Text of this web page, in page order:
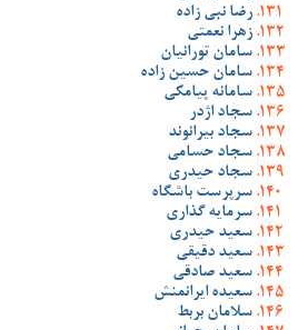
رضا نبی زاده
زهرا نعمتی
سامان تورانیان
سامان حسین زاده
سامانه پیامکی
سجاد اژدر
سجاد بیرانوند
سجاد حسامی
سجاد حیدری
سرپرست باشگاه
سرمایه گذاری
سعید حیدری
سعید دقیقی
سعید صادقی
سعیده ایرانمنش
سلامان بربط